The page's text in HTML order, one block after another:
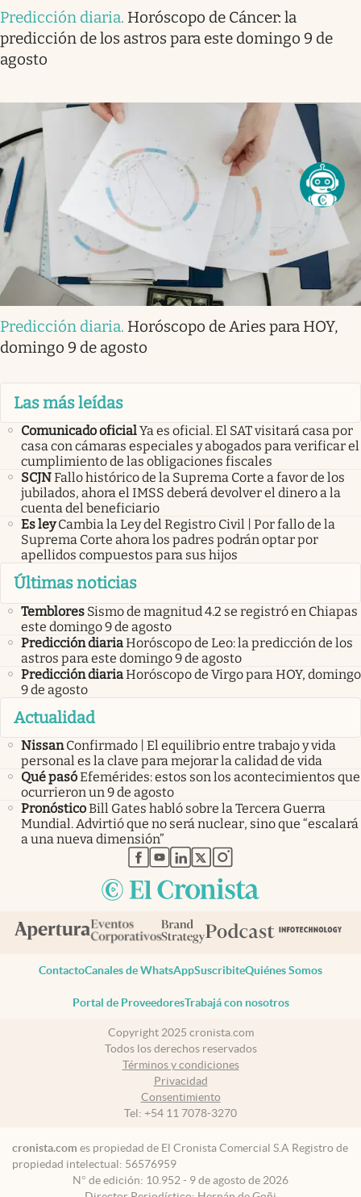
Predicción diaria. Horóscopo de Cáncer: la
predicción de los astros para este domingo 9 de
agosto
Predicción diaria. Horóscopo de Aries para HOY,
domingo 9 de agosto
Las más leídas
Comunicado oficialYa es oficial. El SAT visitará casa por
casa con cámaras especiales y abogados para verificar el
cumplimiento de las obligaciones fiscales
SCJNFallo histórico de la Suprema Corte a favor de los
jubilados, ahora el IMSS deberá devolver el dinero a la
cuenta del beneficiario
Es ley Cambia la Ley del Registro Civil | Por fallo de la
Suprema Corte ahora los padres podrán optar por
apellidos compuestos para sus hijos
Últimas noticias
Temblores Sismo de magnitud 4.2 se registró en Chiapas
este domingo 9 de agosto
Predicción diariaHoróscopo de Leo: la predicción de los
astros para este domingo 9 de agosto
Predicción diariaHoróscopo de Virgo para HOY, domingo
9 de agosto
Actualidad
Nissan Confirmado | El equilibrio entre trabajo y vida
personal es la clave para mejorar la calidad de vida
Qué pasóEfemérides: estos son los acontecimientos que
ocurrieron un 9 de agosto
PronósticoBill Gates habló sobre la Tercera Guerra
Mundial. Advirtió que no será nuclear, sino que “escalará
a una nueva dimensión”
abre en nueva pestaña
abre en nueva pestaña
abre en nueva pestaña
abre en nueva pestaña
abre en nueva pestaña
ContactoCanales de WhatsAppSuscribiteQuiénes Somos
Portal de ProveedoresTrabajá con nosotros
Copyright 2025 cronista.com
Todos los derechos reservados
Términos y condiciones
Privacidad
Consentimiento
Tel: +54 11 7078-3270
cronista.com es propiedad de El Cronista Comercial S.A Registro de
propiedad intelectual: 56576959
N° de edición: 10.952 - 9 de agosto de 2026